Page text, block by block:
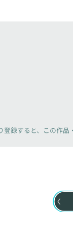
録すると、 この作品